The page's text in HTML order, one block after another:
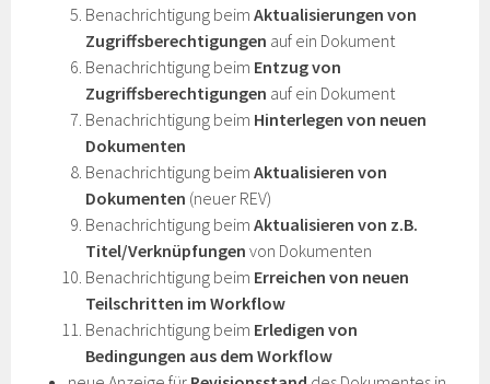
Benachrichtigung beimAktualisierungen von
Zugriffsberechtigungen auf ein Dokument
Benachrichtigung beim Entzug von
Zugriffsberechtigungen auf ein Dokument
Benachrichtigung beim Hinterlegen von neuen
Dokumenten
Benachrichtigung beimAktualisieren von
Dokumenten (neuer REV)
Benachrichtigung beimAktualisieren von z.B.
Titel/Verknüpfungen von Dokumenten
Benachrichtigung beim Erreichen von neuen
Teilschritten im Workflow
Benachrichtigung beim Erledigen von
Bedingungen aus dem Workflow